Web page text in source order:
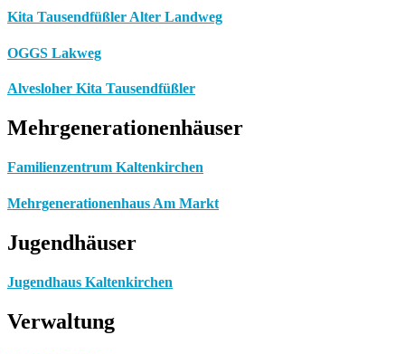
Kita Tausendfüßler Alter Landweg
OGGS Lakweg
Alvesloher Kita Tausendfüßler
Mehrgenerationenhäuser
Familienzentrum Kaltenkirchen
Mehrgenerationenhaus Am Markt
Jugendhäuser
Jugendhaus Kaltenkirchen
Verwaltung